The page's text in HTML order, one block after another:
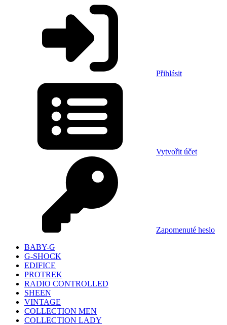
Přihlásit
Vytvořit účet
Zapomenuté heslo
BABY-G
G-SHOCK
EDIFICE
PROTREK
RADIO CONTROLLED
SHEEN
VINTAGE
COLLECTION MEN
COLLECTION LADY